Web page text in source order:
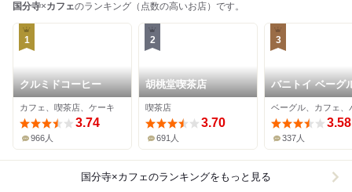
国分寺×カフェのランキング（点数の高いお店）です。
1
クルミドコーヒー
カフェ、喫茶店、ケーキ
3.74
966人
2
胡桃堂喫茶店
喫茶店
3.70
691人
3
バニトイ ベーグ
分寺店
ベーグル、カフェ、
3.58
337人
国分寺×カフェのランキングをもっと見る